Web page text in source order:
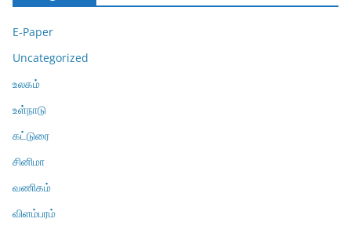
E-Paper
Uncategorized
உலகம்
உள்நாடு
கட்டுரை
சினிமா
வணிகம்
விளம்பரம்